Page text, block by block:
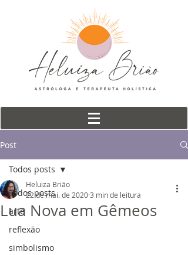
Post
Todos posts
arte
reflexão
simbolismo
Todos posts
Lua Nova em Gêmeos
Heluiza Brião
22 de mai. de 20203 min de leitura